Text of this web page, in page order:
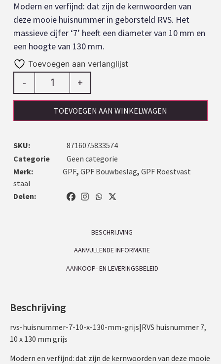
Modern en verfijnd: dat zijn de kernwoorden van
deze mooie huisnummer in geborsteld RVS. Het
massieve cijfer ‘7’ heeft een diameter van 10 mm en
een hoogte van 130 mm.
Toevoegen aan verlanglijst
- +
TOEVOEGEN AAN WINKELWAGEN
SKU:
8716075833574
Categorie
Geen categorie
Merk:
GPF, GPF Bouwbeslag, GPF Roestvast
staal
Delen:
BESCHRIJVING
AANVULLENDE INFORMATIE
AANKOOP- EN LEVERINGSBELEID
Beschrijving
rvs-huisnummer-7-10-x-130-mm-grijs|RVS huisnummer 7,
10 x 130 mm grijs
Modern en verfijnd: dat zijn de kernwoorden van deze mooie